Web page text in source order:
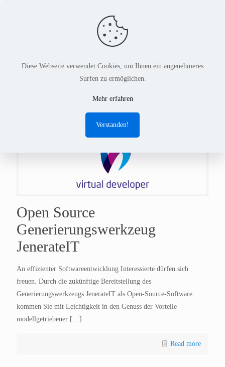
Open Source
Generierungswerkzeug
JenerateIT
An effizienter Softwareentwicklung Interessierte dürfen sich
freuen. Durch die zukünftige Bereitstellung des
Generierungswerkzeugs JenerateIT als Open-Source-Software
kommen Sie mit Leichtigkeit in den Genuss der Vorteile
modellgetriebener […]
Read more
Diese Webseite verwendet Cookies, um Ihnen ein angenehmeres
Surfen zu ermöglichen.
Mehr erfahren
Verstanden!